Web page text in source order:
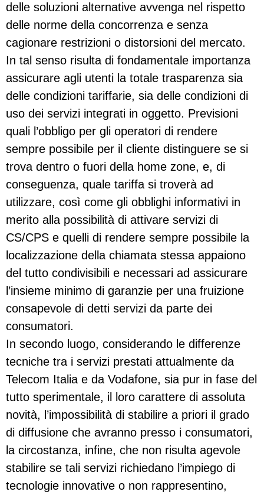
delle soluzioni alternative avvenga nel rispetto
delle norme della concorrenza e senza
cagionare restrizioni o distorsioni del mercato.
In tal senso risulta di fondamentale importanza
assicurare agli utenti la totale trasparenza sia
delle condizioni tariffarie, sia delle condizioni di
uso dei servizi integrati in oggetto. Previsioni
quali l’obbligo per gli operatori di rendere
sempre possibile per il cliente distinguere se si
trova dentro o fuori della home zone, e, di
conseguenza, quale tariffa si troverà ad
utilizzare, così come gli obblighi informativi in
merito alla possibilità di attivare servizi di
CS/CPS e quelli di rendere sempre possibile la
localizzazione della chiamata stessa appaiono
del tutto condivisibili e necessari ad assicurare
l’insieme minimo di garanzie per una fruizione
consapevole di detti servizi da parte dei
consumatori.
In secondo luogo, considerando le differenze
tecniche tra i servizi prestati attualmente da
Telecom Italia e da Vodafone, sia pur in fase del
tutto sperimentale, il loro carattere di assoluta
no­vità, l’impossibilità di stabilire a priori il grado
di diffusione che avranno presso i consumatori,
la circostanza, infine, che non risulta agevole
stabilire se tali servizi richiedano l’impiego di
tecnologie innovative o non rappresentino,